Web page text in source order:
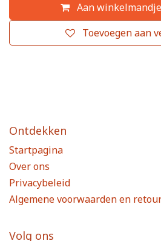
Aan
Toevoegen aan
Ontdekken
Startpagina
Over ons
Privacybeleid
Algemene voorwaarden en
Volg ons